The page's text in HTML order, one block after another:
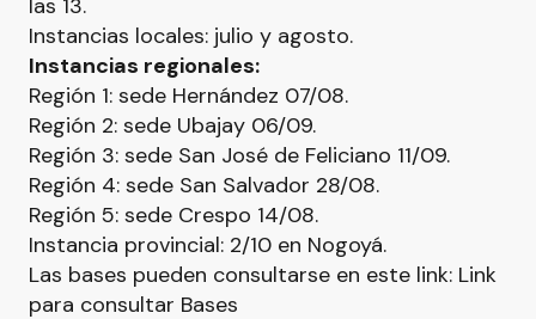
las 13.
Instancias locales: julio y agosto.
Instancias regionales:
Región 1: sede Hernández 07/08.
Región 2: sede Ubajay 06/09.
Región 3: sede San José de Feliciano 11/09.
Región 4: sede San Salvador 28/08.
Región 5: sede Crespo 14/08.
Instancia provincial: 2/10 en Nogoyá.
Las bases pueden consultarse en este link: Link
para consultar Bases